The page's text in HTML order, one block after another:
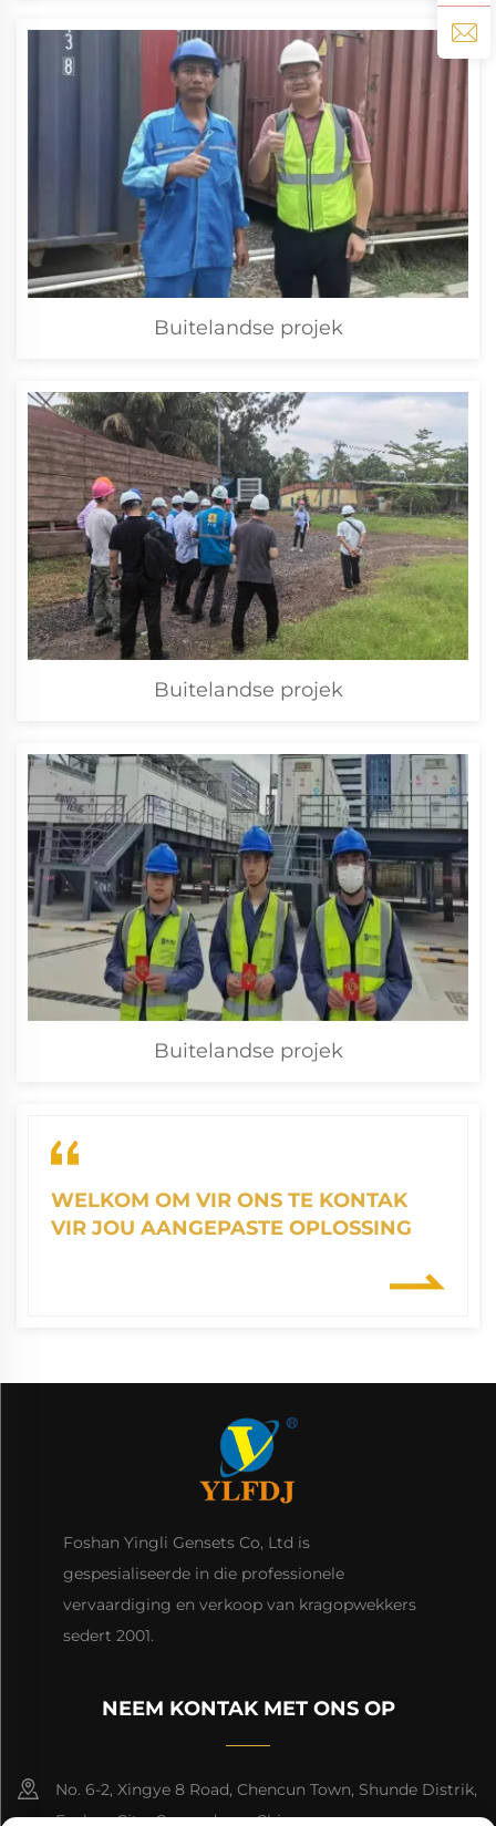
Buitelandse projek
Buitelandse projek
Buitelandse projek
WELKOM OM VIR ONS TE KONTAK
VIR JOU AANGEPASTE OPLOSSING
Foshan Yingli Gensets Co, Ltd is
gespesialiseerde in die professionele
vervaardiging en verkoop van kragopwekkers
sedert 2001.
NEEM KONTAK MET ONS OP
No. 6-2, Xingye 8 Road, Chencun Town, Shunde Distrik,
Foshan City, Guangdong, China.